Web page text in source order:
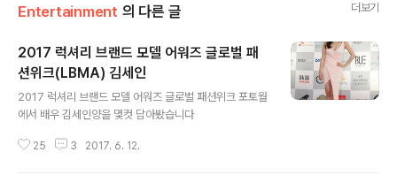
Entertainment 의 다른 글 더보기
2017 럭셔리 브랜드 모델 어워즈 글로벌 패
션위크(LBMA) 김세인
2017 럭셔리 브랜드 모델 어워즈 글로벌 패션위크 포토월
에서 배우 김세인양을 몇컷 담아봤습니다
25 3 2017. 6. 12.